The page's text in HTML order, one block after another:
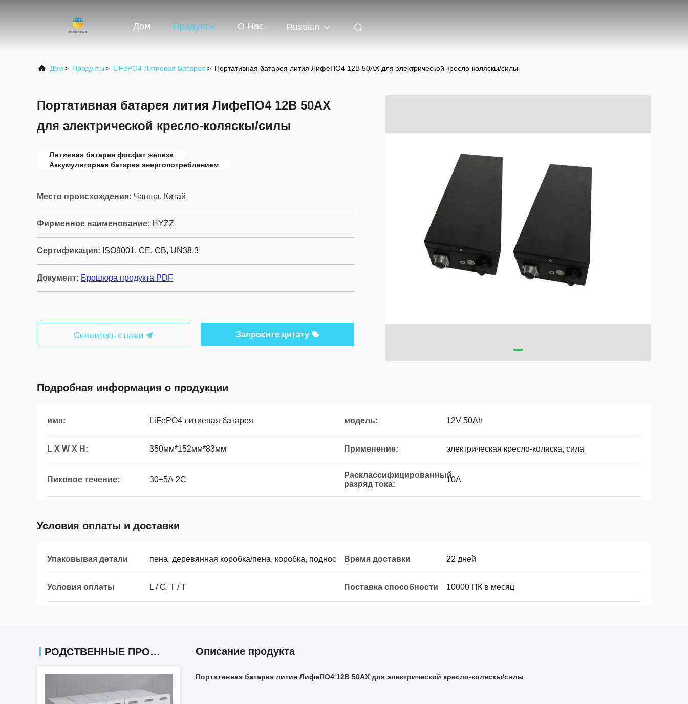
Дом Продукты О Нас Russian
Дом> Продукты> LiFePO4 Литиевая Батарея> Портативная батарея лития ЛифеПО4 12В 50АХ для электрической кресло-коляскы/силы
Портативная батарея лития ЛифеПО4 12В 50АХ
для электрической кресло-коляскы/силы
Литиевая батарея фосфат железа
Аккумуляторная батарея энергопотреблением
Место происхождения: Чанша, Китай
Фирменное наименование: HYZZ
Сертификация: ISO9001, CE, CB, UN38.3
Документ: Брошюра продукта PDF
Свяжитесь с нами Запросите цитату
Подробная информация о продукции
имя: LiFePO4 литиевая батарея модель: 12V 50Ah
L X W X H: 350мм*152мм*83мм Применение: электрическая кресло-коляска, сила
Пиковое течение: 30±5А 2С
Расклассифицированный
разряд тока:
10А
Условия оплаты и доставки
Упаковывая детали пена, деревянная коробка/пена, коробка, поднос Время доставки 22 дней
Условия оплаты L / C, T / T Поставка способности 10000 ПК в месяц
РОДСТВЕННЫЕ ПРОДУКТЫ Описание продукта
Портативная батарея лития ЛифеПО4 12В 50АХ для электрической кресло-коляскы/силы